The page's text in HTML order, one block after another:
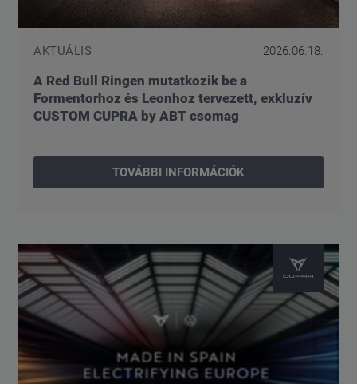
AKTUÁLIS 2026.06.18.
A Red Bull Ringen mutatkozik be a
Formentorhoz és Leonhoz tervezett, exkluzív
CUSTOM CUPRA by ABT csomag
TOVÁBBI INFORMÁCIÓK